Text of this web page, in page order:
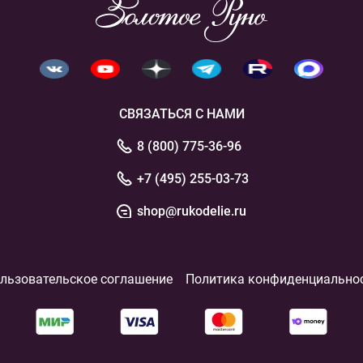
СВЯЗАТЬСЯ С НАМИ
8 (800) 775-36-96
+7 (495) 255-03-73
shop@rukodelie.ru
соглашение Политика